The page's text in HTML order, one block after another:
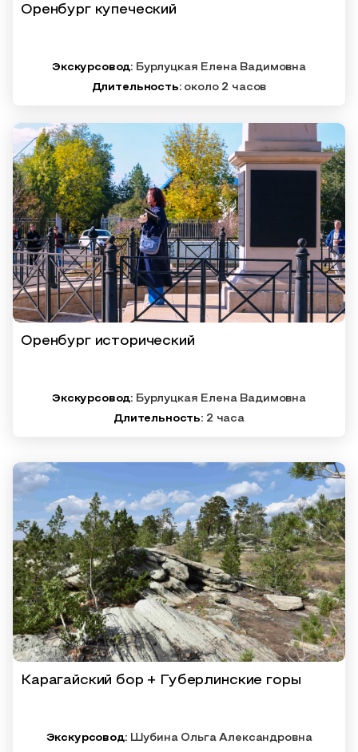
Оренбург купеческий
Экскурсовод: Бурлуцкая Елена Вадимовна
Длительность:около 2 часов
Оренбург исторический
Экскурсовод: Бурлуцкая Елена Вадимовна
Длительность: 2 часа
Карагайский бор + Губерлинские горы
Экскурсовод: Шубина Ольга Александровна